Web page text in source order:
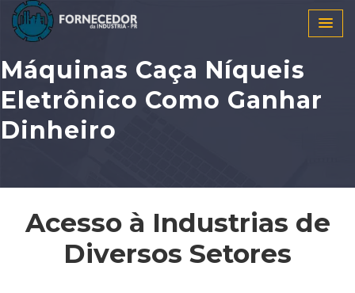
Máquinas Caça Níqueis
Eletrônico Como Ganhar
Dinheiro
Acesso à Industrias de
Diversos Setores